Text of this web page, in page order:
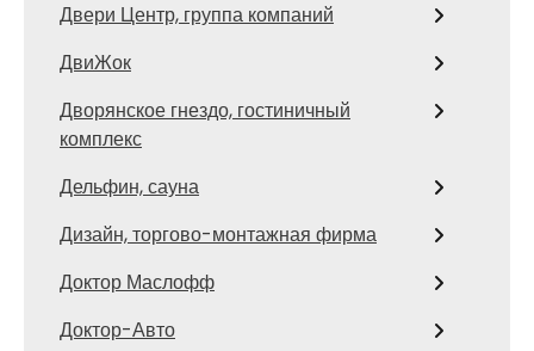
Двери Центр, группа компаний
ДвиЖок
Дворянское гнездо, гостиничный
комплекс
Дельфин, сауна
Дизайн, торгово-монтажная фирма
Доктор Маслофф
Доктор-Авто